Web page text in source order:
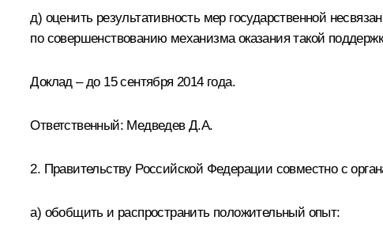
д) оценить результативность мер государственной
по совершенствованию механизма оказания такой
Доклад – до 15 сентября 2014 года.
Ответственный: Медведев Д.А.
2. Правительству Российской Федерации совместно с
а) обобщить и распространить положительный опыт: